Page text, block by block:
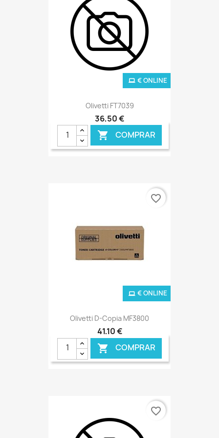
Olivetti FT7039
36,50 €
 COMPRAR
€ ONLINE
Olivetti D-Copia MF3800
41,10 €
 COMPRAR
€ ONLINE
favorite_border
favorite_border